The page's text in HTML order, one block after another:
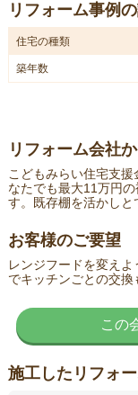
リフォーム事例
住宅の種類
築年数
リフォーム会社
こどもみらい住宅支
なたでも最大11万円
す。既存棚を活かしと
お客様のご要望
レンジフードを変え
でキッチンごとの交換
この
施工したリフォ